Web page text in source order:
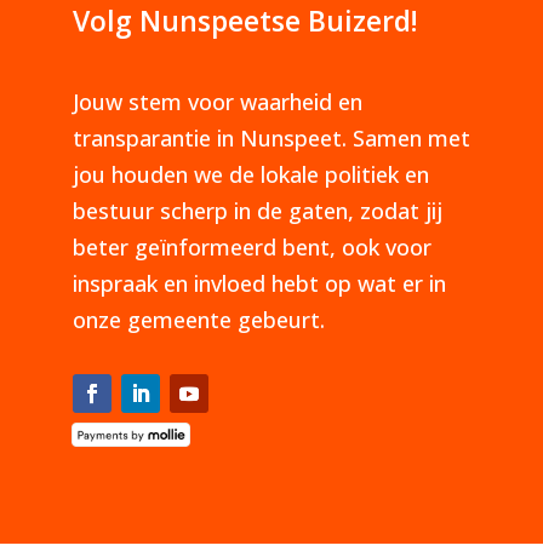
Volg Nunspeetse Buizerd!
Jouw stem voor waarheid en
transparantie in Nunspeet. Samen met
jou houden we de lokale politiek en
bestuur scherp in de gaten, zodat jij
beter geïnformeerd bent, ook voor
inspraak en invloed hebt op wat er in
onze gemeente gebeurt.